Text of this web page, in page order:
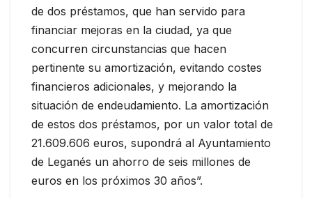
de dos préstamos, que han servido para
financiar mejoras en la ciudad, ya que
concurren circunstancias que hacen
pertinente su amortización, evitando costes
financieros adicionales, y mejorando la
situación de endeudamiento. La amortización
de estos dos préstamos, por un valor total de
21.609.606 euros, supondrá al Ayuntamiento
de Leganés un ahorro de seis millones de
euros en los próximos 30 años”.